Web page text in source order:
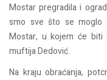
Mostar pregradila i
smo sve što se moglo
Mostar, u kojem će biti
muftija Dedović.
Na kraju obraćanja,